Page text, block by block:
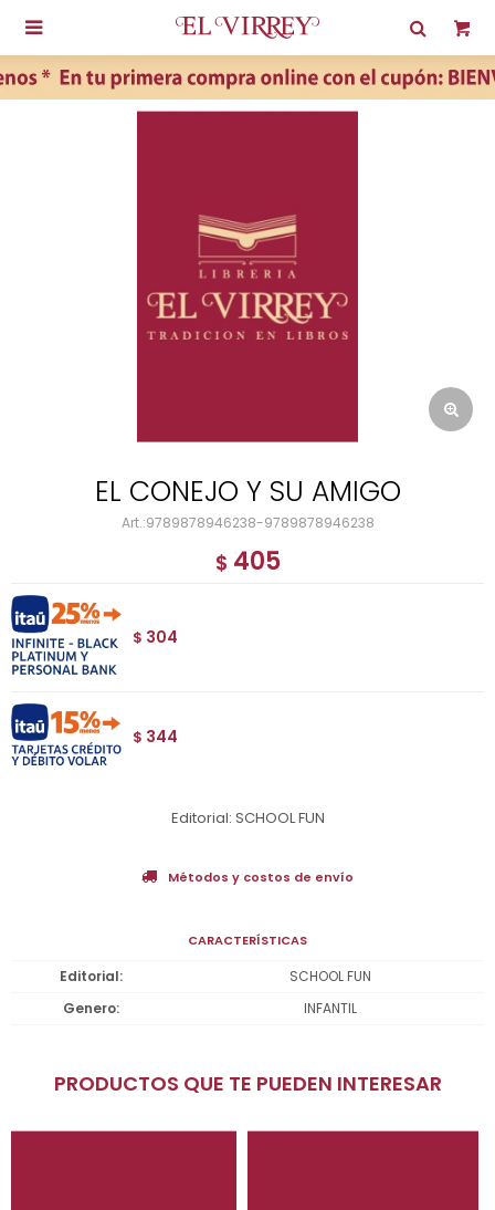

EL CONEJO Y SU AMIGO
9789878946238-9789878946238
$ 405
$ 304
$ 344
Editorial: SCHOOL FUN
Métodos y costos de envío
CARACTERÍSTICAS
Editorial
SCHOOL FUN
Genero
INFANTIL
PRODUCTOS QUE TE PUEDEN INTERESAR